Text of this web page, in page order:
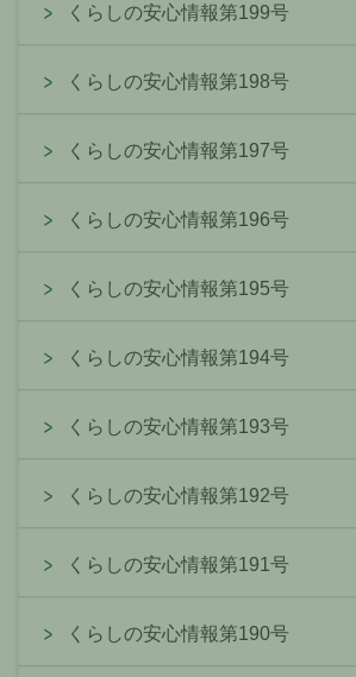
くらしの安心情報第199号
くらしの安心情報第198号
くらしの安心情報第197号
くらしの安心情報第196号
くらしの安心情報第195号
くらしの安心情報第194号
くらしの安心情報第193号
くらしの安心情報第192号
くらしの安心情報第191号
くらしの安心情報第190号